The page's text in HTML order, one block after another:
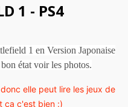
1 - PS4
1 en Version Japonaise
état voir les photos.
elle peut lire les jeux de
ça c'est bien :)